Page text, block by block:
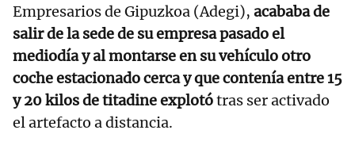
Empresarios de Gipuzkoa (Adegi), acababa de
salir de la sede de su empresa pasado el
mediodía y al montarse en su vehículo otro
coche estacionado cerca y que contenía entre 15
y 20 kilos de titadine explotótras ser activado
el artefacto a distancia.